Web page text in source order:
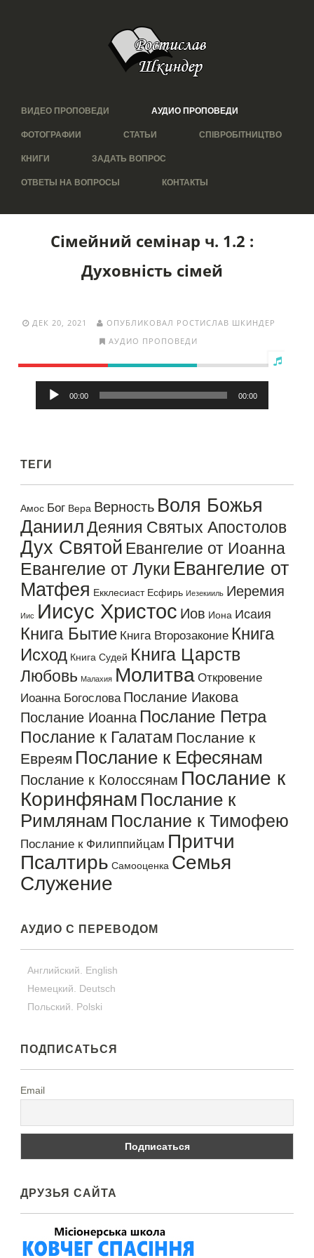
ВИДЕО ПРОПОВЕДИ АУДИО ПРОПОВЕДИ
ФОТОГРАФИИ СТАТЬИ СПІВРОБІТНИЦТВО
КНИГИ ЗАДАТЬ ВОПРОС
ОТВЕТЫ НА ВОПРОСЫ КОНТАКТЫ
Сімейний семінар ч. 1.2 :
Духовність сімей
ДЕК 20, 2021
ОПУБЛИКОВАЛ РОСТИСЛАВ ШКИНДЕР
АУДИО ПРОПОВЕДИ
Аудиоплеер
00:00 00:00
ТЕГИ
Амос Бог Вера Верность Воля Божья
ДаниилДеяния Святых Апостолов
Дух Святой Евангелие от Иоанна
Евангелие от Луки Евангелие от
Матфея Екклесиаст Есфирь Иезекииль Иеремия
Иис Иисус Христос Иов Иона Исаия
Книга Бытие Книга Второзаконие Книга
Исход Книга Судей Книга Царств
Любовь Малахия Молитва Откровение
Иоанна Богослова Послание Иакова
Послание Иоанна Послание Петра
Послание к Галатам Послание к
Евреям Послание к Ефесянам
Послание к Колоссянам Послание к
Коринфянам Послание к
Римлянам Послание к Тимофею
Послание к Филиппийцам Притчи
Псалтирь Самооценка Семья
Служение
АУДИО С ПЕРЕВОДОМ
Английский. English
Немецкий. Deutsch
Польский. Polski
ПОДПИСАТЬСЯ
Email
ДРУЗЬЯ САЙТА